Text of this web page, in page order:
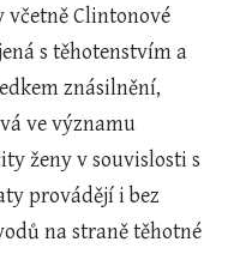
Clintonové
s těhotenstvím a
znásilnění,
ve významu
ženy v souvislosti s
provádějí i bez
na straně těhotné